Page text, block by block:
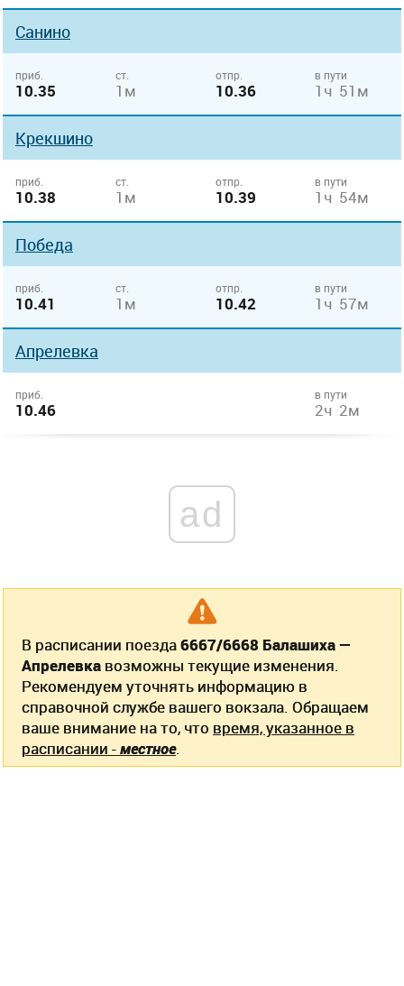
Санино
приб.
10.35
ст.
1м
отпр.
10.36
в пути
1ч 51м
Крекшино
приб.
10.38
ст.
1м
отпр.
10.39
в пути
1ч 54м
Победа
приб.
10.41
ст.
1м
отпр.
10.42
в пути
1ч 57м
Апрелевка
приб.
10.46
в пути
2ч 2м
ad
В расписании поезда6667/6668 Балашиха —
Апрелевка возможны текущие изменения.
Рекомендуем уточнять информацию в
справочной службе вашего вокзала. Обращаем
ваше внимание на то, что время, указанное в
расписании -местное.